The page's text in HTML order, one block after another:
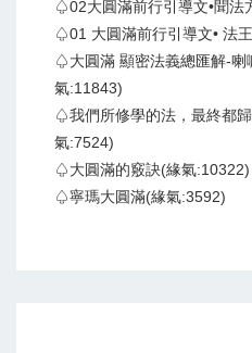
♤02大圓滿前行引導文•聞法
♤01 大圓滿前行引導文• 法
♤大圓滿 顯密法義總匯解-喇
氣:11843)
♤我們所修學的法，最終都
氣:7524)
♤大圓滿的竅訣(緣氣:10322)
♤寧瑪大圓滿(緣氣:3592)